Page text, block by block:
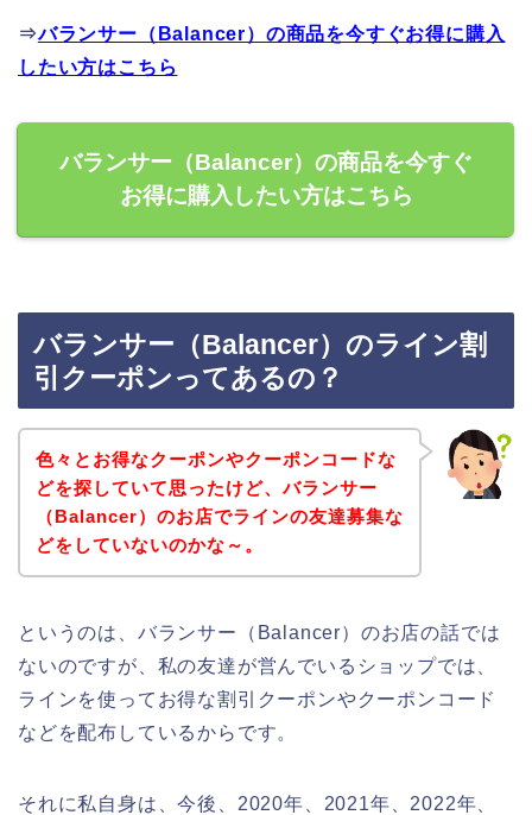
⇒バランサー（Balancer）の商品を今すぐお得に購入
したい方はこちら
バランサー（Balancer）の商品を今すぐ
お得に購入したい方はこちら
バランサー（Balancer）のライン割
引クーポンってあるの？
色々とお得なクーポンやクーポンコードな
どを探していて思ったけど、バランサー
（Balancer）のお店でラインの友達募集な
どをしていないのかな～。
というのは、バランサー（Balancer）のお店の話では
ないのですが、私の友達が営んでいるショップでは、
ラインを使ってお得な割引クーポンやクーポンコード
などを配布しているからです。
それに私自身は、今後、2020年、2021年、2022年、